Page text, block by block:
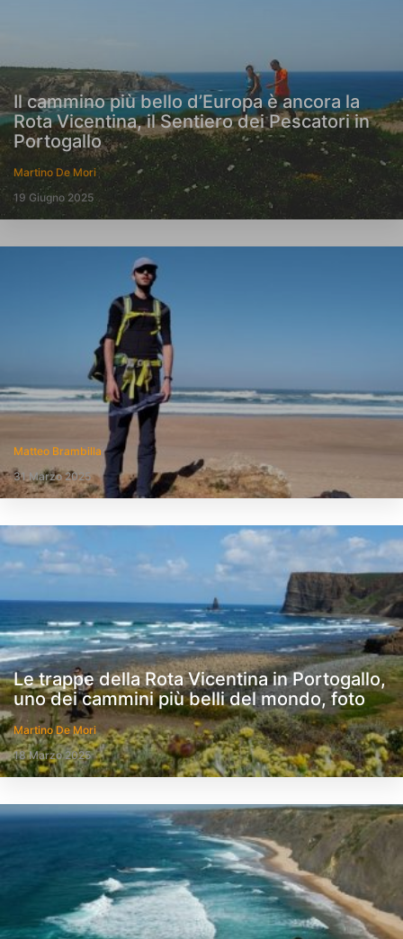
Il cammino più bello d’Europa è ancora la
Rota Vicentina, il Sentiero dei Pescatori in
Portogallo
Martino De Mori
19 Giugno 2025
Matteo Brambilla
31 Marzo 2025
Le trappe della Rota Vicentina in Portogallo,
uno dei cammini più belli del mondo, foto
Martino De Mori
18 Marzo 2025